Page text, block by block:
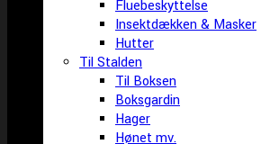
Fluebeskyttelse
Insektdækken & Masker
Hutter
Til Stalden
Til Boksen
Boksgardin
Hager
Hønet mv.